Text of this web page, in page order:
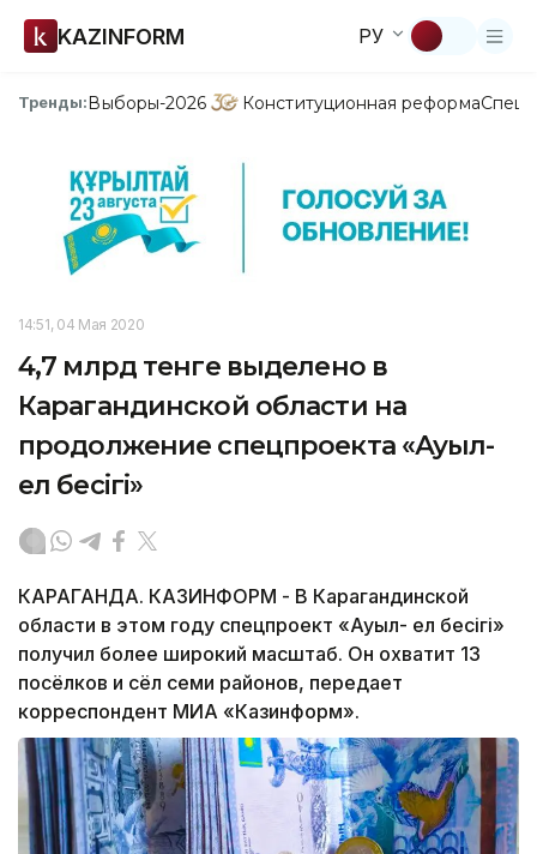
KAZINFORM РУ
Тренды:Выборы-2026 Конституционная реформа
14:51, 04 Мая 2020
4,7 млрд тенге выделено в
Карагандинской области на
продолжение спецпроекта «Ауыл-
ел бесiгi»
КАРАГАНДА. КАЗИНФОРМ - В Карагандинской
области в этом году спецпроект «Ауыл- ел бесiгi»
получил более широкий масштаб. Он охватит 13
посёлков и сёл семи районов, передает
корреспондент МИА «Казинформ».